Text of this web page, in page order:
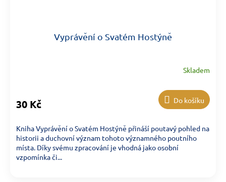
Vyprávění o Svatém Hostýně
Skladem
30 Kč Do košíku
Kniha Vyprávění o Svatém Hostýně přináší poutavý pohled na
historii a duchovní význam tohoto významného poutního
místa. Díky svému zpracování je vhodná jako osobní
vzpomínka či...